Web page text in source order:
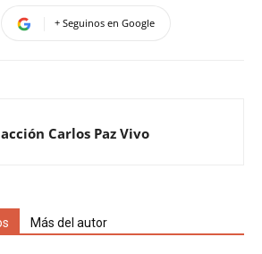
+ Seguinos en Google
Carlos Paz Vivo
Más del autor